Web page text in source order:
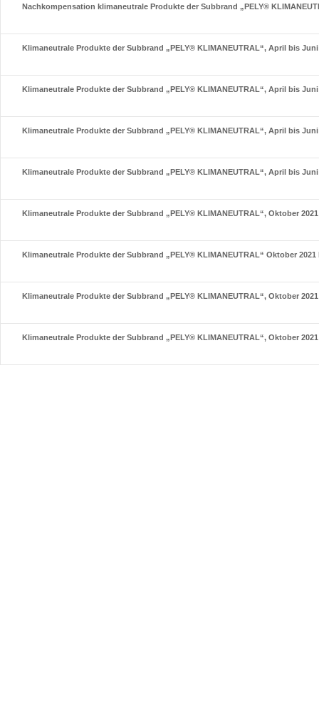
Nachkompensation klimaneutrale Produkte der Subbrand „PELY®
Klimaneutrale Produkte der Subbrand „PELY® KLIMANEUTRAL“, April bis Juni
Klimaneutrale Produkte der Subbrand „PELY® KLIMANEUTRAL“, April bis Juni
Klimaneutrale Produkte der Subbrand „PELY® KLIMANEUTRAL“, April bis Juni
Klimaneutrale Produkte der Subbrand „PELY® KLIMANEUTRAL“, April bis Juni
Klimaneutrale Produkte der Subbrand „PELY® KLIMANEUTRAL“, Oktober
Klimaneutrale Produkte der Subbrand „PELY® KLIMANEUTRAL“ Oktober 2021
Klimaneutrale Produkte der Subbrand „PELY® KLIMANEUTRAL“, Oktober
Klimaneutrale Produkte der Subbrand „PELY® KLIMANEUTRAL“, Oktober